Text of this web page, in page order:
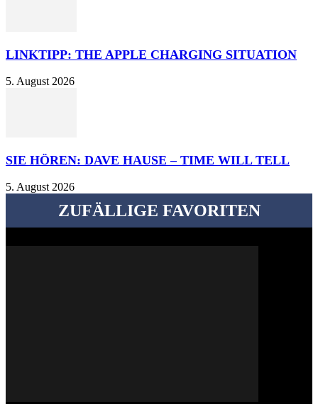
LINKTIPP: THE APPLE CHARGING SITUATION
5. August 2026
SIE HÖREN: DAVE HAUSE – TIME WILL TELL
5. August 2026
ZUFÄLLIGE FAVORITEN